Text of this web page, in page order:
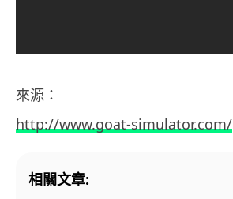
來源：
http://www.goat-simulator.com/
相關文章: